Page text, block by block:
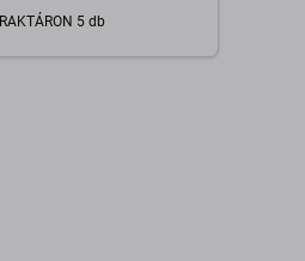
RAKTÁRON 5 db